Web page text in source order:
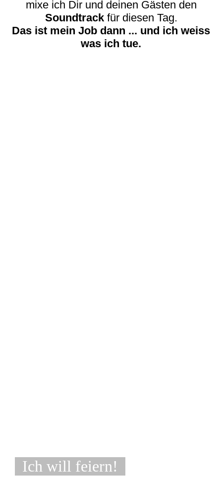
mixe ich Dir und deinen Gästen den
Soundtrackfür diesen Tag.
Das ist mein Job dann ... und ich weiss
was ich tue.
Ich will feiern!